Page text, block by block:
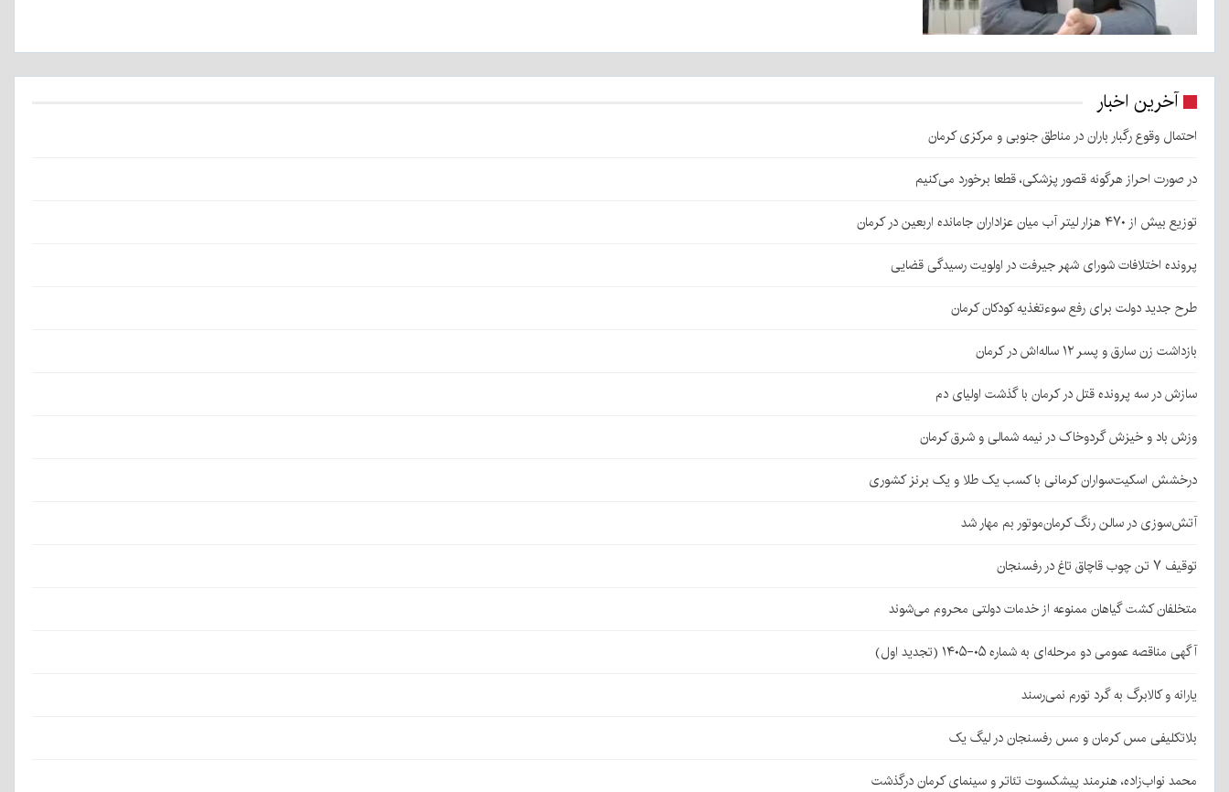
آخرین اخبار
احتمال وقوع رگبار باران در مناطق جنوبی و مرکزی کرمان
در صورت احراز هرگونه قصور پزشکی، قطعا برخورد می‌کنیم
توزیع بیش از ۴۷۰ هزار لیتر آب میان عزاداران جامانده اربعین در کرمان
پرونده اختلافات شورای شهر جیرفت در اولویت رسیدگی قضایی
طرح جدید دولت برای رفع سوءتغذیه کودکان کرمان
بازداشت زن سارق و پسر ۱۲ ساله‌اش در کرمان
سازش در سه پرونده قتل در کرمان با گذشت اولیای دم
وزش باد و خیزش گردوخاک در نیمه شمالی و شرق کرمان
درخشش اسکیت‌سواران کرمانی با کسب یک طلا و یک برنز کشوری
آتش‌سوزی در سالن رنگ کرمان‌موتور بم مهار شد
توقیف ۷ تن چوب قاچاق تاغ در رفسنجان
متخلفان کشت گیاهان ممنوعه از خدمات دولتی محروم می‌شوند
آگهی مناقصه عمومی دو مرحله‌ای به شماره ۰۵-۱۴۰۵ (تجدید اول)
یارانه و کالابرگ به گرد تورم نمی‌رسند
بلاتکلیفی مس کرمان و مس رفسنجان در لیگ یک
محمد نواب‌زاده، هنرمند پیشکسوت تئاتر و سینمای کرمان درگذشت